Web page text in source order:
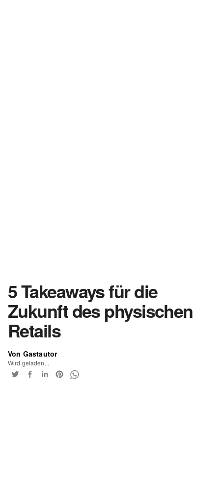
5 Takeaways für die
Zukunft des physischen
Retails
Von Gastautor
Wird geladen...